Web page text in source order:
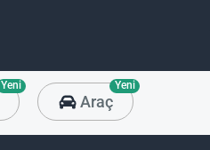
Yeni
Araç
Yeni